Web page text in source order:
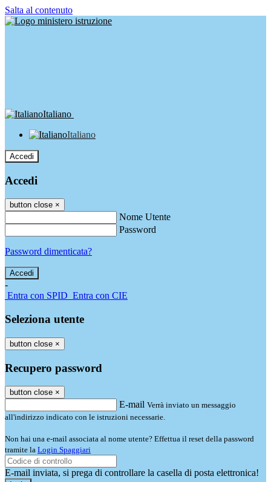
Salta al contenuto
Italiano
Italiano
Accedi
Accedi
button close ×
Nome Utente
Password
Password dimenticata?
-
Entra con SPID Entra con CIE
Seleziona utente
button close ×
Recupero password
button close ×
E-mail Verrà inviato un messaggio
all'indirizzo indicato con le istruzioni necessarie.
Non hai una e-mail associata al nome utente? Effettua il reset della password
tramite la Login Spaggiari
E-mail inviata, si prega di controllare la casella di posta elettronica!